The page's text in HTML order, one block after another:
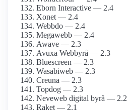
Eborn Interactive — 2.4
Xonet — 2.4
Webbdo — 2.4
Megawebb — 2.4
Awave — 2.3
Avuxa Webbyrå — 2.3
Bluescreen — 2.3
Wasabiweb — 2.3
Creuna — 2.3
Topdog — 2.3
Neveweb digital byrå — 2.2
Raket — 2.1